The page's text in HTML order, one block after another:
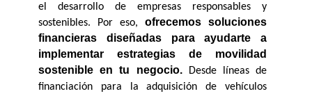
el desarrollo de empresas responsables y
sostenibles. Por eso, ofrecemos soluciones
financieras diseñadas para ayudarte a
implementar estrategias de movilidad
sostenible en tu negocio. Desde líneas de
financiación para la adquisición de vehículos